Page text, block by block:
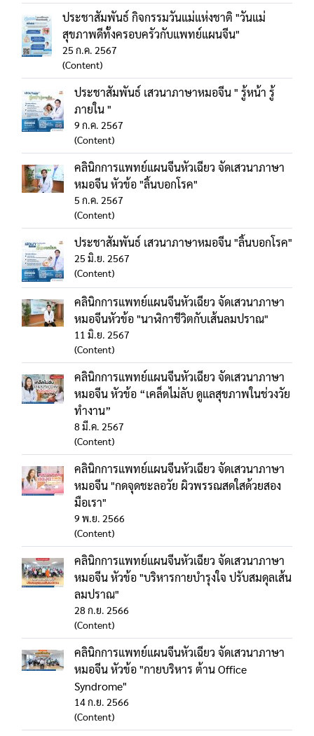
ประชาสัมพันธ์ กิจกรรมวันแม่แห่งชาติ "วันแม่
สุขภาพดีทั้งครอบครัวกับแพทย์แผนจีน"
25 ก.ค. 2567
(Content)
ประชาสัมพันธ์ เสวนาภาษาหมอจีน " รู้หน้า รู้
ภายใน "
9 ก.ค. 2567
(Content)
คลินิกการแพทย์แผนจีนหัวเฉียว จัดเสวนาภาษา
หมอจีน หัวข้อ "ลิ้นบอกโรค"
5 ก.ค. 2567
(Content)
ประชาสัมพันธ์ เสวนาภาษาหมอจีน "ลิ้นบอกโรค"
25 มิ.ย. 2567
(Content)
คลินิกการแพทย์แผนจีนหัวเฉียว จัดเสวนาภาษา
หมอจีนหัวข้อ "นาฬิกาชีวิตกับเส้นลมปราณ"
11 มิ.ย. 2567
(Content)
คลินิกการแพทย์แผนจีนหัวเฉียว จัดเสวนาภาษา
หมอจีน หัวข้อ “เคล็ดไม่ลับ ดูแลสุขภาพในช่วงวัย
ทำงาน”
8 มี.ค. 2567
(Content)
คลินิกการแพทย์แผนจีนหัวเฉียว จัดเสวนาภาษา
หมอจีน "กดจุดชะลอวัย ผิวพรรณสดใสด้วยสอง
มือเรา"
9 พ.ย. 2566
(Content)
คลินิกการแพทย์แผนจีนหัวเฉียว จัดเสวนาภาษา
หมอจีน หัวข้อ "บริหารกายบำรุงใจ ปรับสมดุลเส้น
ลมปราณ"
28 ก.ย. 2566
(Content)
คลินิกการแพทย์แผนจีนหัวเฉียว จัดเสวนาภาษา
หมอจีน หัวข้อ "กายบริหาร ต้าน Office
Syndrome"
14 ก.ย. 2566
(Content)